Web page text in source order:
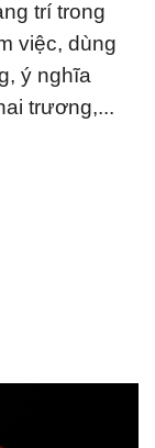
trí trong
việc, dùng
ý nghĩa
trương,...